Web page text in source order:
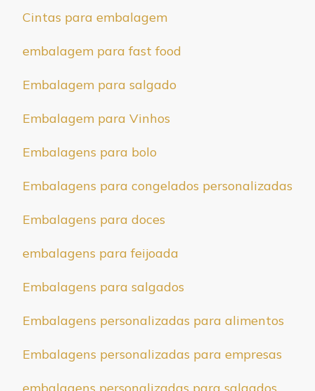
Cintas para embalagem
embalagem para fast food
Embalagem para salgado
Embalagem para Vinhos
Embalagens para bolo
Embalagens para congelados personalizadas
Embalagens para doces
embalagens para feijoada
Embalagens para salgados
Embalagens personalizadas para alimentos
Embalagens personalizadas para empresas